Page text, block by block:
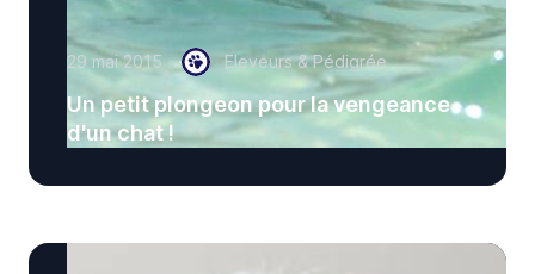
29 mai 2015 Eleveurs & Pédigrée
Un petit plongeon pour la vengeance
d'un chat !